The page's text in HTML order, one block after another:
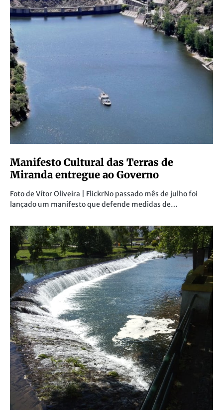
Manifesto Cultural das Terras de
Miranda entregue ao Governo
Foto de Vítor Oliveira | FlickrNo passado mês de julho foi
lançado um manifesto que defende medidas de…